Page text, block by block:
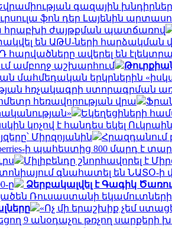
գազային
ֆոն դեր Լայենին
հրաբխի ժայթքման պատճառով
փակվել են ԱԹՍ-ների
հարվածները ավերել են
ամբողջ աշխարհում
երկրներին
հռչակագրի ստորագրման
հեռավորության վրա
Եկեղեցիների
կոչով է հանդես եկել
Միրզոյանին
Հրազդանում
ի պահեստից 800 մարդ է
Միլիբենդը շնորհավորել է
գնահատել են ՆԱՏՕ-
ը
Ձերբակալվել է Գագիկ
Ռուսաստանի եկամուտների
«Ոչ մի երաշխիք չեմ
9 անօդաչու թռչող սարքերի